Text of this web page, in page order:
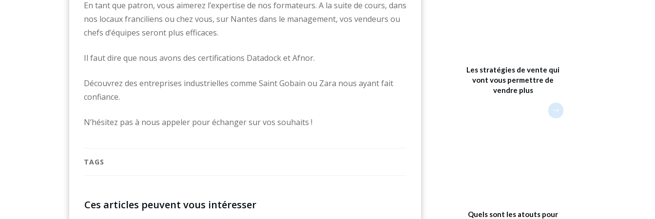
En tant que patron, vous aimerez l’expertise de nos formateurs. A la suite de cours, dans
nos locaux franciliens ou chez vous, sur Nantes dans le management, vos vendeurs ou
chefs d’équipes seront plus efficaces.
Il faut dire que nous avons des certifications Datadock et Afnor.
Découvrez des entreprises industrielles comme Saint Gobain ou Zara nous ayant fait
confiance.
N’hésitez pas à nous appeler pour échanger sur vos souhaits !
TAGS
Ces articles peuvent vous intéresser
Les stratégies de vente qui
vont vous permettre de
vendre plus
Quels sont les atouts pour